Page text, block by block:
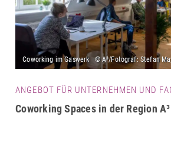
ANGEBOT FÜR UNTERNEHMEN UND
Coworking Spaces in der Region A³